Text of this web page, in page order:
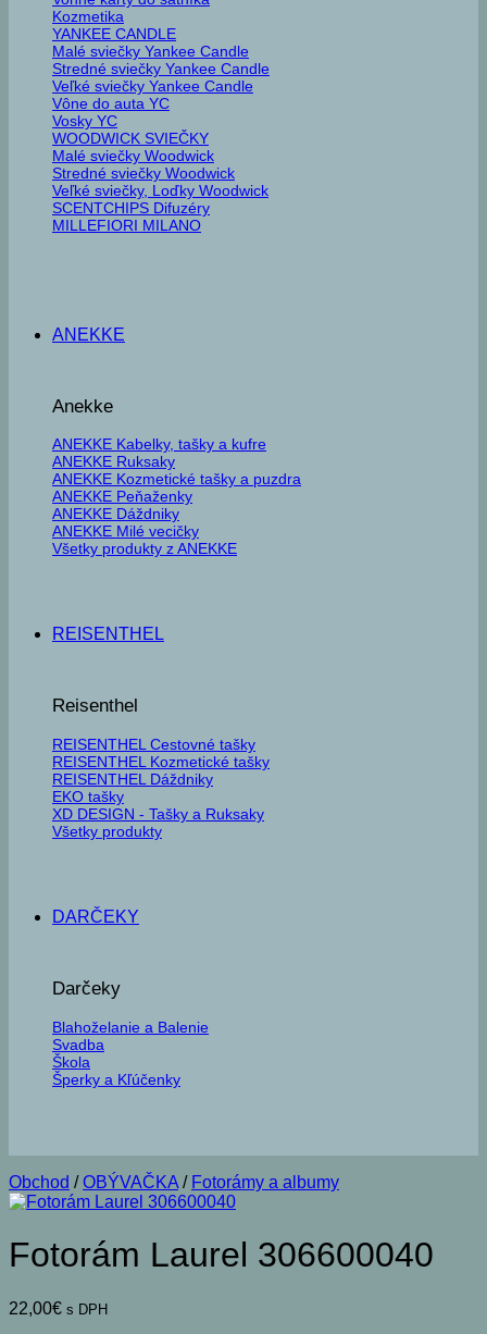
Kozmetika
YANKEE CANDLE
Malé sviečky Yankee Candle
Stredné sviečky Yankee Candle
Veľké sviečky Yankee Candle
Vône do auta YC
Vosky YC
WOODWICK SVIEČKY
Malé sviečky Woodwick
Stredné sviečky Woodwick
Veľké sviečky, Loďky Woodwick
SCENTCHIPS Difuzéry
MILLEFIORI MILANO
ANEKKE
Anekke
ANEKKE Kabelky, tašky a kufre
ANEKKE Ruksaky
ANEKKE Kozmetické tašky a puzdra
ANEKKE Peňaženky
ANEKKE Dáždniky
ANEKKE Milé vecičky
Všetky produkty z ANEKKE
REISENTHEL
Reisenthel
REISENTHEL Cestovné tašky
REISENTHEL Kozmetické tašky
REISENTHEL Dáždniky
EKO tašky
XD DESIGN - Tašky a Ruksaky
Všetky produkty
DARČEKY
Darčeky
Blahoželanie a Balenie
Svadba
Škola
Šperky a Kľúčenky
Obchod / OBÝVAČKA / Fotorámy a albumy
Fotorám Laurel 306600040
22,00€ s DPH